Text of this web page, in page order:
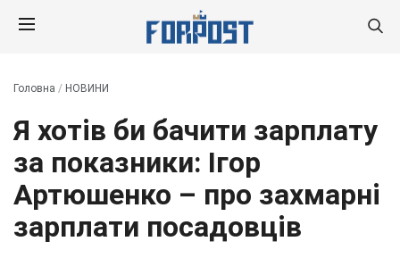
Головна / НОВИНИ
Я хотів би бачити зарплату
за показники: Ігор
Артюшенко – про захмарні
зарплати посадовців